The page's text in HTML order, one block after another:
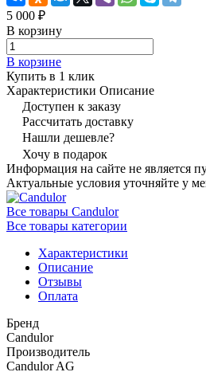
5 000 ₽
В корзину
В корзине
Купить в 1 клик
Характеристики Описание
Доступен к заказу
Рассчитать доставку
Нашли дешевле?
Хочу в подарок
Информация на сайте не является
Актуальные условия уточняйте у
Все товары Candulor
Все товары категории
Характеристики
Описание
Отзывы
Оплата
Бренд
Candulor
Производитель
Candulor AG